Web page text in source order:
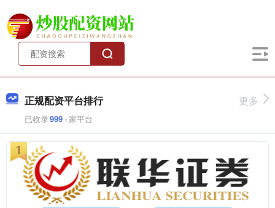
正规配资平台排行
已收录999+家平台
更多